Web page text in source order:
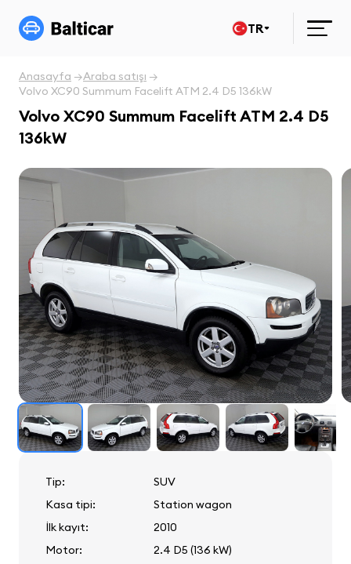
TR
Anasayfa
Araba satışı
Volvo XC90 Summum Facelift ATM 2.4 D5 136kW
Volvo XC90 Summum Facelift ATM 2.4 D5
136kW
Tip:
SUV
Kasa tipi:
Station wagon
İlk kayıt:
2010
Motor:
2.4 D5 (136 kW)